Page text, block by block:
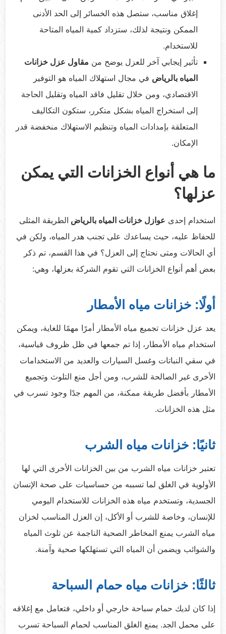
إغلاق مناسب، ستصل هذه الخسائر إلى الحد الأدنى
الممكن ونتيجة لذلك، ستزداد كمية المياه المتاحة
للاستخدام.
تأثير إيجابي آخر للعزل يوضح من مقاول عزل خزانات
المياه بالرياض في مجال استهلاك المياه هو التوفير
الاقتصادي، ومن خلال تقليل فاقد المياه وتقليل الحاجة
إلى استخراج المياه بشكل متكرر، ستكون التكاليف
المتعلقة بإمدادات المياه وتنظيم الاستهلاك منخفضة قدر
الإمكان.
ما هي أنواع الخزانات التي يمكن
عزلها؟
استخدام إحدى عوازل خزانات المياه بالرياض الطريقة المثلى
للحفاظ عليه، حيث يساعدك على تجنب هدر المياه، ولكن في
أي الحالات ومتى نحتاج إلى العزل؟ في هذا القسم، تم ذكر
بعض أهم أنواع الخزانات التي تقوم الشركة بعزلها، وهي:
أولًا: خزانات مياه الأمطار
يعد عزل خزانات تجميع مياه الأمطار أمرًا مهمًا للغاية، ويمكن
استخدام مياه الأمطار، إذا تم جمعها في ظل ظروف قياسية،
في سقي النباتات وغسل السيارات والعديد من الاستخدامات
الأخرى غير الصالحة للشرب، ومن أجل منع التلوث وتجميع
الأمطار بأفضل طريقة ممكنة، من المهم جدًا وجود تسرب في
مثل هذه الخزانات.
ثانيًا: خزانات مياه الشرب
تعتبر خزانات مياه الشرب من بين الخزانات الأخرى التي لها
الأولوية في الغلق لما تسببه من حساسيات على صحة الإنسان
الجسدية، وتستخدم مياه هذه الخزانات للاستخدام اليومي
للإنسان، وخاصة للشرب أو الأكل، إن العزل المناسب لخزان
مياه الشرب يمنع المخاطر الصحية الناجمة عن تلوث المياه
والشوائب ويضمن أن المياه التي تستهلكها صحية وآمنة.
ثالثًا: خزانات مياه حمام السباحة
إذا كان لديك حمام سباحة خارجي أو داخلي، فتعامل مع إغلاقه
على محمل الجد. يمنع الغلق المناسب لحمام السباحة تسرب